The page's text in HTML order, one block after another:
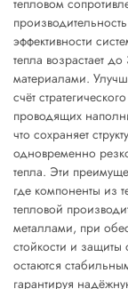
тепловом
эффективности
тепла возрастает
материалами.
счёт
проводящих
что сохраняет
одновременно
тепла. Эти
где компоненты из
тепловой
металлами, при
стойкости и защиты
остаются
гарантируя